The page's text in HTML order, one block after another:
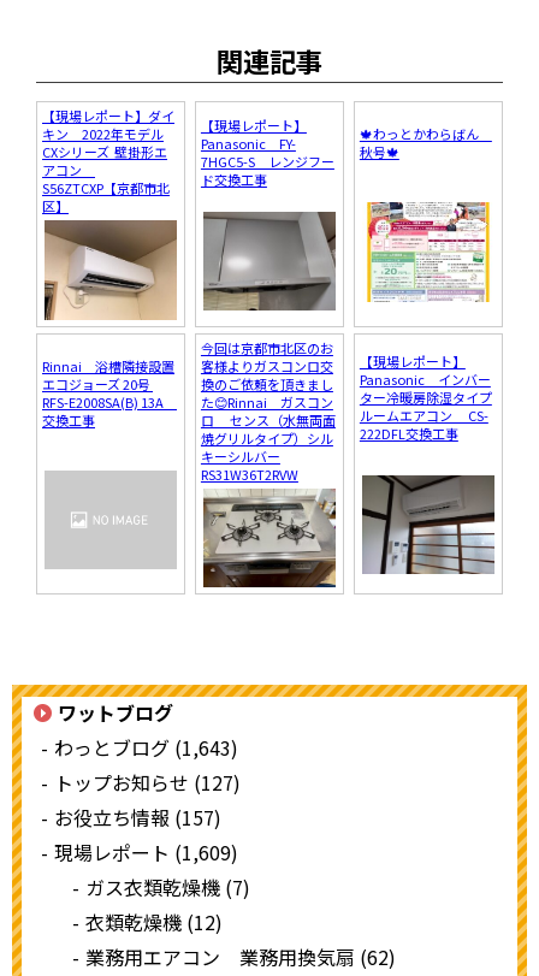
関連記事
【現場レポート】ダイ
キン 2022年モデル
CXシリーズ 壁掛形エ
アコン
S56ZTCXP【京都市北
区】
【現場レポート】
Panasonic FY-
7HGC5-S レンジフー
ド交換工事
🍁わっとかわらばん
秋号🍁
Rinnai 浴槽隣接設置
エコジョーズ 20号
RFS-E2008SA(B) 13A
交換工事
今回は京都市北区のお
客様よりガスコンロ交
換のご依頼を頂きまし
た😊Rinnai ガスコン
ロ センス（水無両面
焼グリルタイプ）シル
キーシルバー
RS31W36T2RVW
【現場レポート】
Panasonic インバー
ター冷暖房除湿タイプ
ルームエアコン CS-
222DFL交換工事
ワットブログ
わっとブログ (1,643)
トップお知らせ (127)
お役立ち情報 (157)
現場レポート (1,609)
ガス衣類乾燥機 (7)
衣類乾燥機 (12)
業務用エアコン 業務用換気扇 (62)